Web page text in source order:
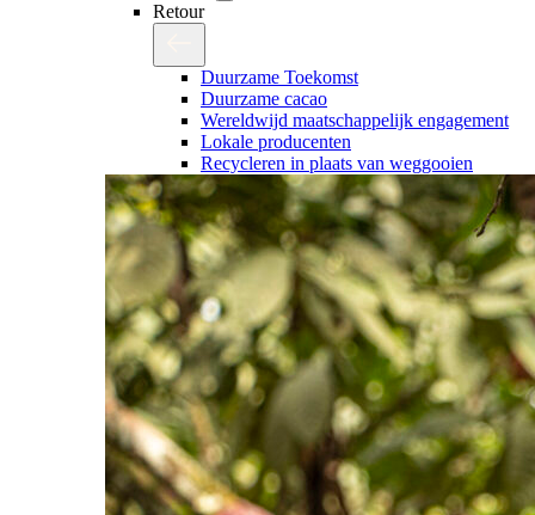
Retour
Duurzame Toekomst
Duurzame cacao
Wereldwijd maatschappelijk engagement
Lokale producenten
Recycleren in plaats van weggooien